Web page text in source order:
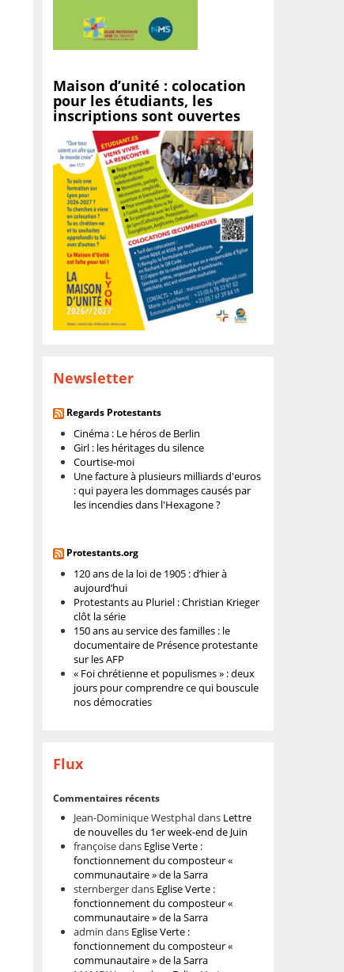
Maison d’unité : colocation
pour les étudiants, les
inscriptions sont ouvertes
Newsletter
Regards Protestants
Cinéma : Le héros de Berlin
Girl : les héritages du silence
Courtise-moi
Une facture à plusieurs milliards d'euros
: qui payera les dommages causés par
les incendies dans l'Hexagone ?
Protestants.org
120 ans de la loi de 1905 : d’hier à
aujourd’hui
Protestants au Pluriel : Christian Krieger
clôt la série
150 ans au service des familles : le
documentaire de Présence protestante
sur les AFP
« Foi chrétienne et populismes » : deux
jours pour comprendre ce qui bouscule
nos démocraties
Flux
Commentaires récents
Jean-Dominique Westphaldans Lettre
de nouvelles du 1er week-end de Juin
françoisedans Eglise Verte :
fonctionnement du composteur «
communautaire » de la Sarra
sternbergerdans Eglise Verte :
fonctionnement du composteur «
communautaire » de la Sarra
admin dans Eglise Verte :
fonctionnement du composteur «
communautaire » de la Sarra